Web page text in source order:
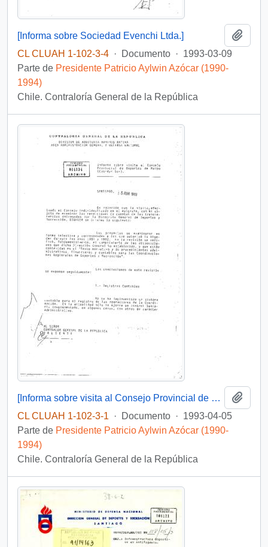
[Informa sobre Sociedad Evenchi Ltda.]
CL CLUAH 1-102-3-4 · Documento · 1993-03-09
Parte de Presidente Patricio Aylwin Azócar (1990-
1994)
Chile. Contraloría General de la República
[Informa sobre visita al Consejo Provincial de Deportes de Maipo (Coordyr Sur)]
CL CLUAH 1-102-3-1
· Documento · 1993-04-05
Parte de Presidente Patricio Aylwin Azócar (1990-
1994)
Chile. Contraloría General de la República